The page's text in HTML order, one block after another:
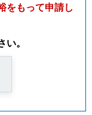
をもって申請し
い。